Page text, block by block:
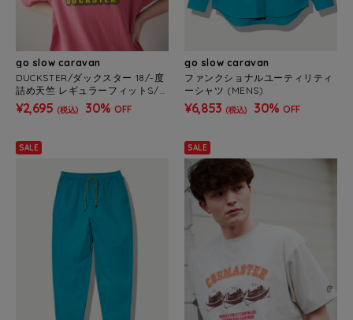
go slow caravan
DUCKSTER/ダックスター 18/-度
詰め天竺 レギュラーフィットS/S
TEE《ロゴ》(MENS)
¥2,695 (税込) 30% OFF
go slow caravan
ファンクショナルユーティリティ
ーシャツ (MENS)
¥6,853 (税込) 30% OFF
SALE SALE